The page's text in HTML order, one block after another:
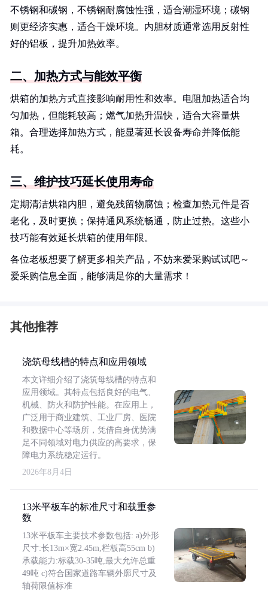
不锈钢和碳钢，不锈钢耐腐蚀性强，适合潮湿环境；碳钢
则更经济实惠，适合干燥环境。内胆材质通常选用反射性
好的铝板，提升加热效率。
二、加热方式与能效平衡
烘箱的加热方式直接影响耐用性和效率。电阻加热适合均
匀加热，但能耗较高；燃气加热升温快，适合大容量烘
箱。合理选择加热方式，能显著延长设备寿命并降低能
耗。
三、维护技巧延长使用寿命
定期清洁烘箱内胆，避免残留物腐蚀；检查加热元件是否
老化，及时更换；保持通风系统畅通，防止过热。这些小
技巧能有效延长烘箱的使用年限。
各位老板想要了解更多相关产品，不妨来爱采购试试吧～
爱采购信息全面，能够满足你的大量需求！
其他推荐
浇筑母线槽的特点和应用领域
本文详细介绍了浇筑母线槽的特点和
应用领域。其特点包括良好的电气、
机械、防火和防护性能。在应用上，
广泛用于商业建筑、工业厂房、医院
和数据中心等场所，凭借自身优势满
足不同领域对电力供应的高要求，保
障电力系统稳定运行。
2026年8月4日
13米平板车的标准尺寸和载重参
数
13米平板车主要技术参数包括: a)外形
尺寸:长13m×宽2.45m,栏板高55cm b)
承载能力:标载30-35吨,最大允许总重
49吨 c)符合国家道路车辆外廓尺寸及
轴荷限值标准